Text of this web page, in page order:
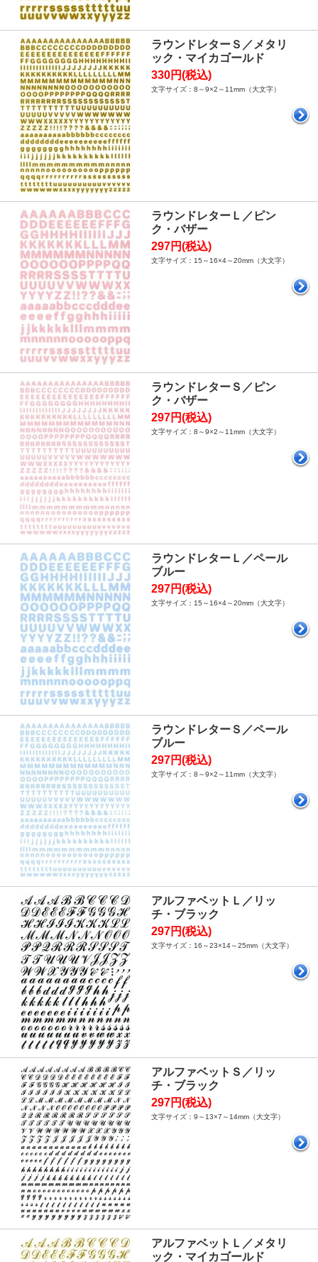
ラウンドレターＳ／メタリ
ック・マイカゴールド
330円(税込)
文字サイズ：8～9×2～11mm（大文字）
ラウンドレターＬ／ピン
ク・バザー
297円(税込)
文字サイズ：15～16×4～20mm（大文字）
ラウンドレターＳ／ピン
ク・バザー
297円(税込)
文字サイズ：8～9×2～11mm（大文字）
ラウンドレターＬ／ペール
ブルー
297円(税込)
文字サイズ：15～16×4～20mm（大文字）
ラウンドレターＳ／ペール
ブルー
297円(税込)
文字サイズ：8～9×2～11mm（大文字）
アルファベットＬ／リッ
チ・ブラック
297円(税込)
文字サイズ：16～23×14～25mm（大文字）
アルファベットＳ／リッ
チ・ブラック
297円(税込)
文字サイズ：9～13×7～14mm（大文字）
アルファベットＬ／メタリ
ック・マイカゴールド